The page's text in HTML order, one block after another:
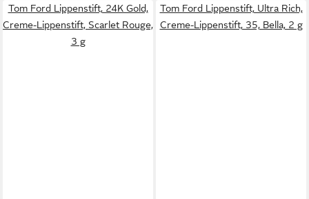
Tom Ford Lippenstift, 24K Gold,
Creme-Lippenstift, Scarlet Rouge,
3 g
Tom Ford Lippenstift, Ultra Rich,
Creme-Lippenstift, 35, Bella, 2 g